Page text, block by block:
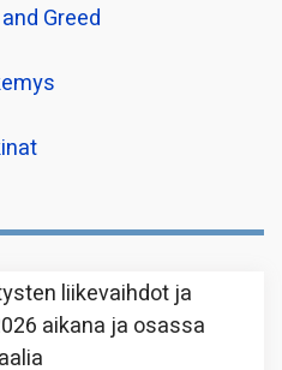
Greed
liikevaihdot ja
aikana ja osassa